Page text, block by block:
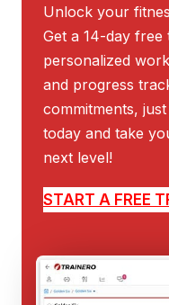
Unlock your
Get a 14-day free
personalized
and progress
commitments,
today and take
next level!
START A FREE